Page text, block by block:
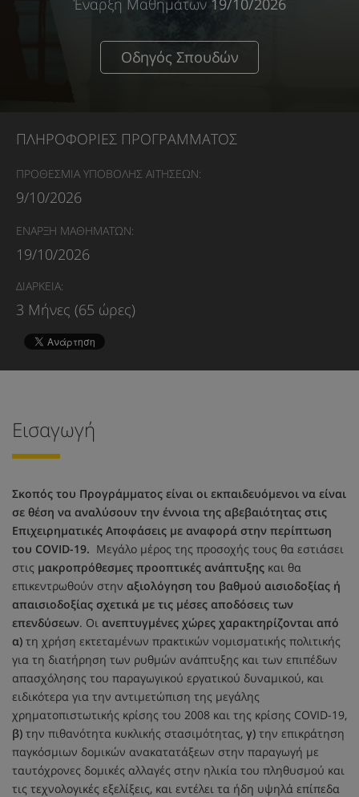
Έναρξη Μαθημάτων 19/10/2026
Οδηγός Σπουδών
ΠΛΗΡΟΦΟΡΙΕΣ ΠΡΟΓΡΑΜΜΑΤΟΣ
ΠΡΟΘΕΣΜΙΑ ΥΠΟΒΟΛΗΣ ΑΙΤΗΣΕΩΝ:
9/10/2026
ΕΝΑΡΞΗ ΜΑΘΗΜΑΤΩΝ:
19/10/2026
ΔΙΑΡΚΕΙΑ:
3 Μήνες (65 ώρες)
Εισαγωγή
Σκοπός του Προγράμματος είναι οι εκπαιδευόμενοι να είναι
σε θέση να αναλύσουν την έννοια της αβεβαιότητας στις
Επιχειρηματικές Αποφάσεις με αναφορά στην περίπτωση
του COVID-19. Μεγάλο μέρος της προσοχής τους θα εστιάσει
στις μακροπρόθεσμες προοπτικές ανάπτυξης και θα
επικεντρωθούν στην αξιολόγηση του βαθμού αισιοδοξίας ή
απαισιοδοξίας σχετικά με τις μέσες αποδόσεις των
επενδύσεων. Οι ανεπτυγμένες χώρες χαρακτηρίζονται από
α) τη χρήση εκτεταμένων πρακτικών νομισματικής πολιτικής
για τη διατήρηση των ρυθμών ανάπτυξης και των επιπέδων
απασχόλησης του παραγωγικού εργατικού δυναμικού, και
ειδικότερα για την αντιμετώπιση της μεγάλης
χρηματοπιστωτικής κρίσης του 2008 και της κρίσης COVID-19,
β) την πιθανότητα κυκλικής στασιμότητας, γ) την επικράτηση
παγκόσμιων δομικών ανακατατάξεων στην παραγωγή με
ταυτόχρονες δομικές αλλαγές στην ηλικία του πληθυσμού και
τις τεχνολογικές εξελίξεις, και εντέλει τα ήδη υψηλά επίπεδα